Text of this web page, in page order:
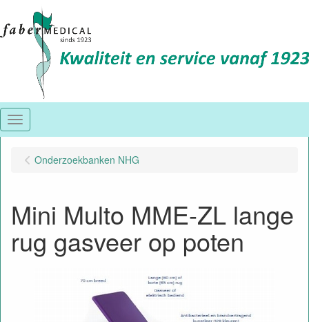
Menu
Onderzoekbanken NHG
Mini Multo MME-ZL lange
rug gasveer op poten